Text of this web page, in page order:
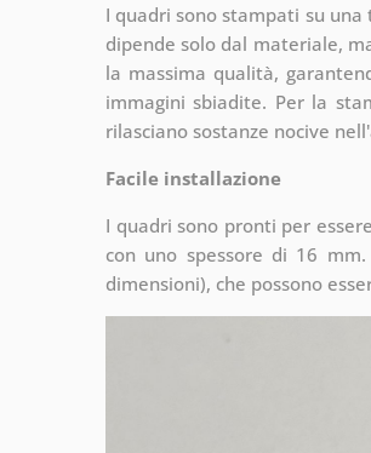
I quadri sono stampati su
dipende solo dal materiale,
la massima qualità,
immagini sbiadite. Per la
rilasciano sostanze nocive
Facile installazione
I quadri sono pronti per
con uno spessore di 16
dimensioni), che possono